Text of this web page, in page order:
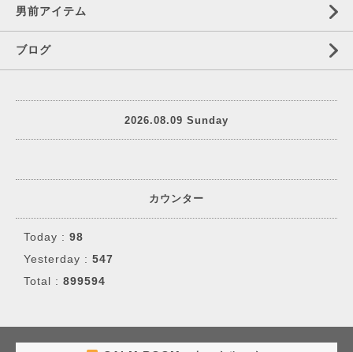
男前アイテム
ブログ
2026.08.09 Sunday
カウンター
Today : 98
Yesterday : 547
Total : 899594